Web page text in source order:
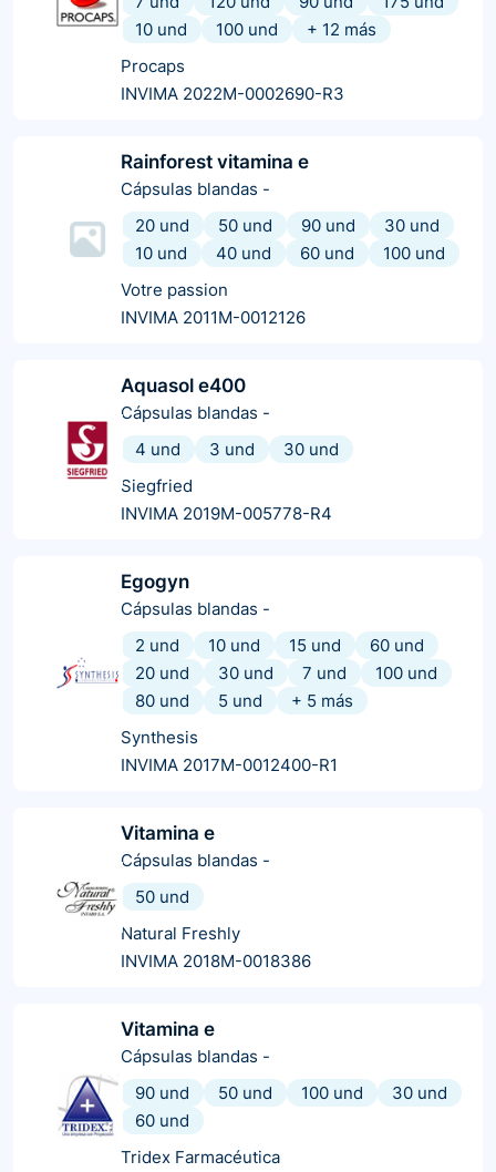
10 und
100 und + 12 más
Procaps
INVIMA 2022M-0002690-R3
Rainforest vitamina e
Cápsulas blandas -
20 und
50 und 90 und
30 und
10 und
40 und 60 und
100 und
Votre passion
INVIMA 2011M-0012126
Aquasol e400
Cápsulas blandas -
4 und
3 und
30 und
Siegfried
INVIMA 2019M-005778-R4
Egogyn
Cápsulas blandas -
2 und
10 und 15 und
60 und
20 und
30 und 7 und
100 und
80 und
5 und + 5 más
Synthesis
INVIMA 2017M-0012400-R1
Vitamina e
Cápsulas blandas -
50 und
Natural Freshly
INVIMA 2018M-0018386
Vitamina e
Cápsulas blandas -
90 und
50 und 100 und
30 und
60 und
Tridex Farmacéutica